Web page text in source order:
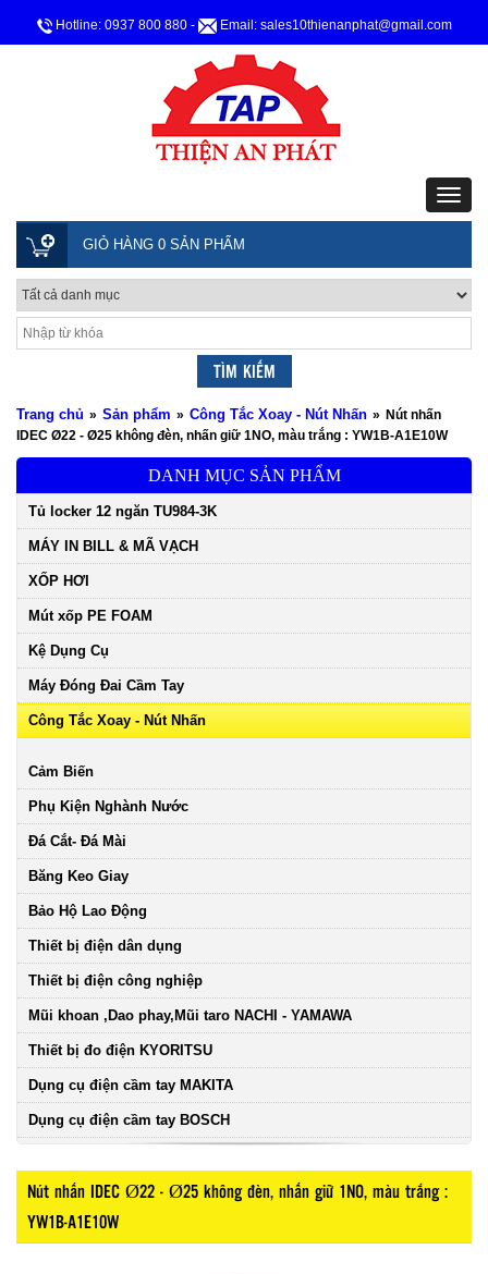
Hotline: 0937 800 880 - Email: sales10thienanphat@gmail.com
GIỎ HÀNG 0 SẢN PHẨM
Trang chủ » Sản phẩm » Công Tắc Xoay - Nút Nhấn » Nút nhấn
IDEC Ø22 - Ø25 không đèn, nhấn giữ 1NO, màu trắng : YW1B-A1E10W
DANH MỤC SẢN PHẨM
Tủ locker 12 ngăn TU984-3K
MÁY IN BILL & MÃ VẠCH
XỐP HƠI
Mút xốp PE FOAM
Kệ Dụng Cụ
Máy Đóng Đai Cầm Tay
Công Tắc Xoay - Nút Nhấn
Cảm Biến
Phụ Kiện Nghành Nước
Đá Cắt- Đá Mài
Băng Keo Giay
Bảo Hộ Lao Động
Thiết bị điện dân dụng
Thiết bị điện công nghiệp
Mũi khoan ,Dao phay,Mũi taro NACHI - YAMAWA
Thiết bị đo điện KYORITSU
Dụng cụ điện cầm tay MAKITA
Dụng cụ điện cầm tay BOSCH
Nút nhấn IDEC Ø22 - Ø25 không đèn, nhấn giữ 1NO, màu trắng :
YW1B-A1E10W